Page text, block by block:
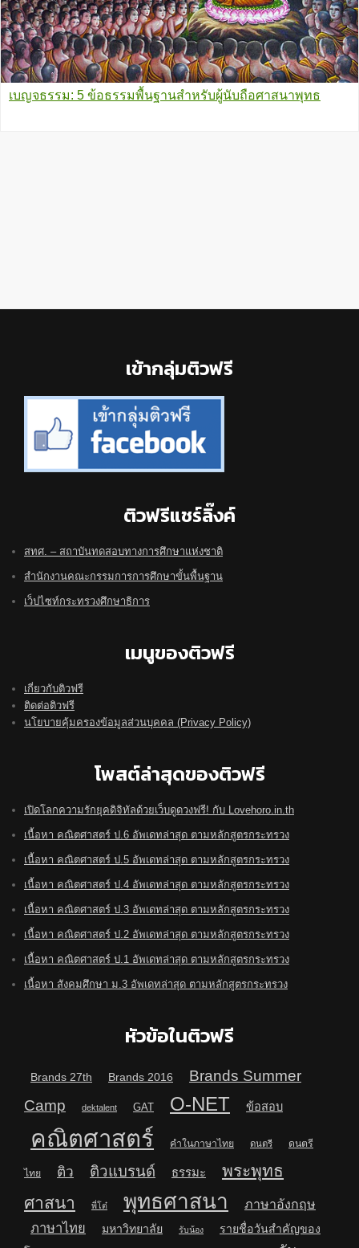
เบญจธรรม: 5 ข้อธรรมพื้นฐานสำหรับผู้นับถือศาสนาพุทธ
เข้ากลุ่มติวฟรี
ติวฟรีแชร์ลิ๊งค์
สทศ. – สถาบันทดสอบทางการศึกษาแห่งชาติ
สำนักงานคณะกรรมการการศึกษาขั้นพื้นฐาน
เว็ปไซท์กระทรวงศึกษาธิการ
เมนูของติวฟรี
เกี่ยวกับติวฟรี
ติดต่อติวฟรี
นโยบายคุ้มครองข้อมูลส่วนบุคคล (Privacy Policy)
โพสต์ล่าสุดของติวฟรี
เปิดโลกความรักยุคดิจิทัลด้วยเว็บดูดวงฟรี! กับ Lovehoro.in.th
เนื้อหา คณิตศาสตร์ ป.6 อัพเดทล่าสุด ตามหลักสูตรกระทรวง
เนื้อหา คณิตศาสตร์ ป.5 อัพเดทล่าสุด ตามหลักสูตรกระทรวง
เนื้อหา คณิตศาสตร์ ป.4 อัพเดทล่าสุด ตามหลักสูตรกระทรวง
เนื้อหา คณิตศาสตร์ ป.3 อัพเดทล่าสุด ตามหลักสูตรกระทรวง
เนื้อหา คณิตศาสตร์ ป.2 อัพเดทล่าสุด ตามหลักสูตรกระทรวง
เนื้อหา คณิตศาสตร์ ป.1 อัพเดทล่าสุด ตามหลักสูตรกระทรวง
เนื้อหา สังคมศึกษา ม.3 อัพเดทล่าสุด ตามหลักสูตรกระทรวง
หัวข้อในติวฟรี
Brands 27th Brands 2016
Brands Summer
Camp
dektalent GAT O-NET ข้อสอบ
คณิตศาสตร์ คำในภาษาไทย ดนตรี ดนตรี
ไทย ติว ติวแบรนด์ ธรรมะ
พระพุทธ
ศาสนา
พี่โต๋ พุทธศาสนา ภาษาอังกฤษ
ภาษาไทย มหาวิทยาลัย รับน้อง
รายชื่อวันสำคัญของ